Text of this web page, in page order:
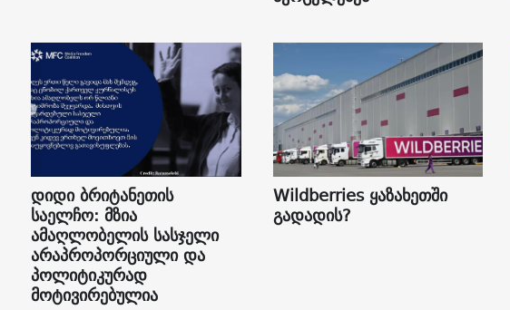
დიდი ბრიტანეთის
საელჩო: მზია
ამაღლობელის სასჯელი
არაპროპორციული და
პოლიტიკურად
მოტივირებულია
Wildberries ყაზახეთში
გადადის?